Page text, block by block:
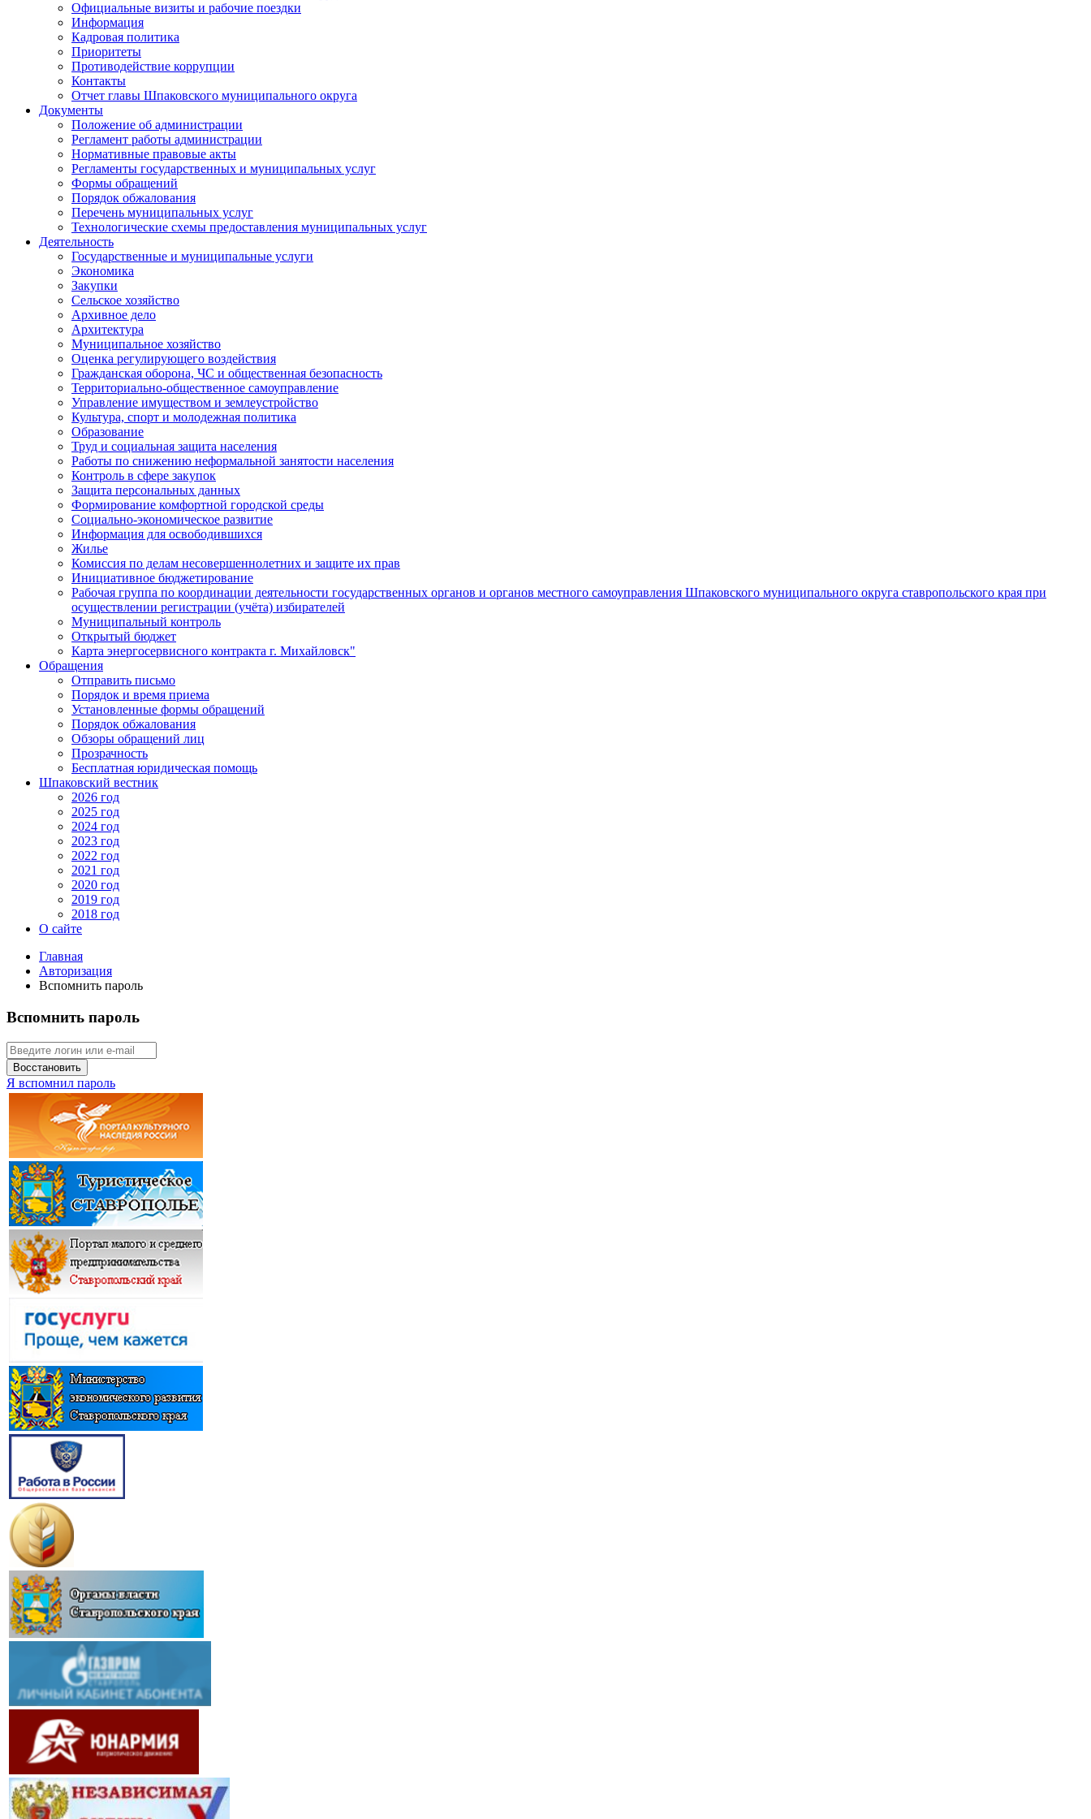
Официальные визиты и рабочие поездки
Информация
Кадровая политика
Приоритеты
Противодействие коррупции
Контакты
Отчет главы Шпаковского муниципального округа
Документы
Положение об администрации
Регламент работы администрации
Нормативные правовые акты
Регламенты государственных и муниципальных услуг
Формы обращений
Порядок обжалования
Перечень муниципальных услуг
Технологические схемы предоставления муниципальных услуг
Деятельность
Государственные и муниципальные услуги
Экономика
Закупки
Сельское хозяйство
Архивное дело
Архитектура
Муниципальное хозяйство
Оценка регулирующего воздействия
Гражданская оборона, ЧС и общественная безопасность
Территориально-общественное самоуправление
Управление имуществом и землеустройство
Культура, спорт и молодежная политика
Образование
Труд и социальная защита населения
Работы по снижению неформальной занятости населения
Контроль в сфере закупок
Защита персональных данных
Формирование комфортной городской среды
Социально-экономическое развитие
Информация для освободившихся
Жилье
Комиссия по делам несовершеннолетних и защите их прав
Инициативное бюджетирование
Рабочая группа по координации деятельности государственных органов и органов местного самоуправления Шпаковского муниципального округа ставропольского края при
осуществлении регистрации (учёта) избирателей
Муниципальный контроль
Открытый бюджет
Карта энергосервисного контракта г. Михайловск"
Обращения
Отправить письмо
Порядок и время приема
Установленные формы обращений
Порядок обжалования
Обзоры обращений лиц
Прозрачность
Бесплатная юридическая помощь
Шпаковский вестник
2026 год
2025 год
2024 год
2023 год
2022 год
2021 год
2020 год
2019 год
2018 год
О сайте
Главная
Авторизация
Вспомнить пароль
Вспомнить пароль
Восстановить
Я вспомнил пароль